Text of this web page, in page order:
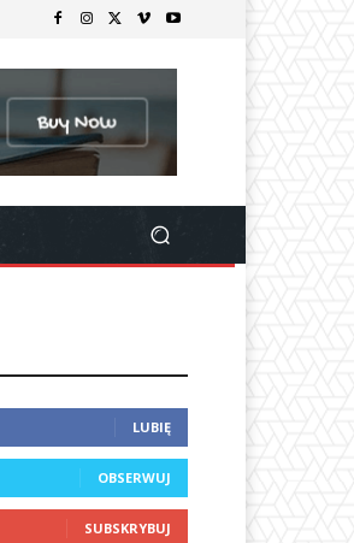
LUBIĘ
OBSERWUJ
SUBSKRYBUJ